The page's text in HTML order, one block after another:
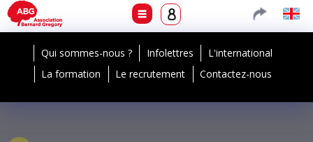
Qui sommes-nous ? Infolettres
L'international
La formation
Le recrutement Contactez-nous